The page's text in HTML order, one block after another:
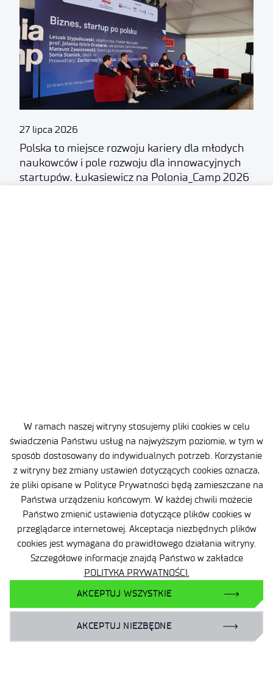
W ramach naszej witryny stosujemy pliki cookies w celu
świadczenia Państwu usług na najwyższym poziomie, w tym w
sposób dostosowany do indywidualnych potrzeb. Korzystanie
z witryny bez zmiany ustawień dotyczących cookies oznacza,
że pliki opisane w Polityce Prywatności będą zamieszczane na
Państwa urządzeniu końcowym. W każdej chwili możecie
Państwo zmienić ustawienia dotyczące plików cookies w
przeglądarce internetowej. Akceptacja niezbędnych plików
cookies jest wymagana do prawidłowego działania witryny.
Szczegółowe informacje znajdą Państwo w zakładce
POLITYKA PRYWATNOŚCI.
AKCEPTUJ WSZYSTKIE
AKCEPTUJ NIEZBĘDNE
Polska to miejsce rozwoju kariery dla młodych
naukowców i pole rozwoju dla innowacyjnych
startupów. Łukasiewicz na Polonia_Camp 2026
27 lipca 2026
Łukasiewicz – ITECH podsumowuje rok
transformacji instytutu
21 lipca 2026